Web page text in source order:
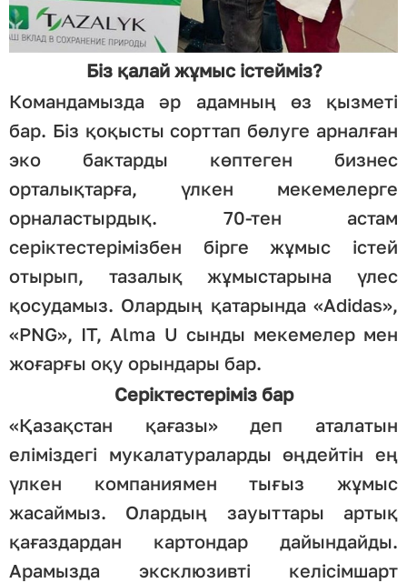
Біз қалай жұмыс істейміз?
Командамызда әр адамның өз қызметі
бар. Біз қоқысты сорттап бөлуге арналған
эко бактарды көптеген бизнес
орталықтарға, үлкен мекемелерге
орналастырдық. 70-тен астам
серіктестерімізбен бірге жұмыс істей
отырып, тазалық жұмыстарына үлес
қосудамыз. Олардың қатарында «Adidas»,
«PNG», IT, Alma U сынды мекемелер мен
жоғарғы оқу орындары бар.
Серіктестеріміз бар
«Қазақстан қағазы» деп аталатын
еліміздегі мукалатураларды өңдейтін ең
үлкен компаниямен тығыз жұмыс
жасаймыз. Олардың зауыттары артық
қағаздардан картондар дайындайды.
Арамызда эксклюзивті келісімшарт